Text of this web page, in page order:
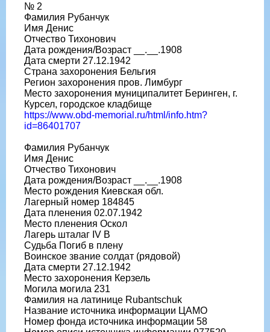
№ 2
Фамилия Рубанчук
Имя Денис
Отчество Тихонович
Дата рождения/Возраст __.__.1908
Дата смерти 27.12.1942
Страна захоронения Бельгия
Регион захоронения пров. Лимбург
Место захоронения муниципалитет Беринген, г.
Курсел, городское кладбище
https://www.obd-memorial.ru/html/info.htm?
id=86401707
Фамилия Рубанчук
Имя Денис
Отчество Тихонович
Дата рождения/Возраст __.__.1908
Место рождения Киевская обл.
Лагерный номер 184845
Дата пленения 02.07.1942
Место пленения Оскол
Лагерь шталаг IV B
Судьба Погиб в плену
Воинское звание солдат (рядовой)
Дата смерти 27.12.1942
Место захоронения Керзель
Могила могила 231
Фамилия на латинице Rubantschuk
Название источника информации ЦАМО
Номер фонда источника информации 58